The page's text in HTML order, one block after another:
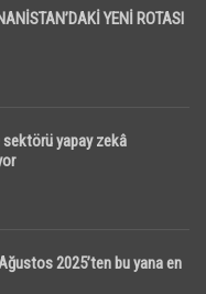
YENİ ROTASI
yapay zekâ
2025’ten bu yana en